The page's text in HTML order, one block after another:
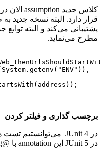
کلاس جدید assumption الان در
قرار دارد. البته نسخه جدید
پشتیبانی می‌کند و البته
مطرح می‌نماید.
برچسب گذاری و فیلتر کردن
در JUnit 5 این annotation با @Tag جایگزین شده است.